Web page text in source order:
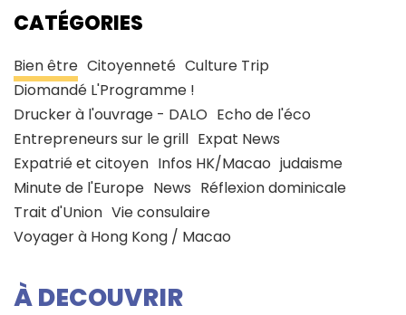
CATÉGORIES
Bien être Citoyenneté Culture Trip
Diomandé L'Programme !
Drucker à l'ouvrage - DALO Echo de l'éco
Entrepreneurs sur le grill Expat News
Expatrié et citoyen Infos HK/Macao judaisme
Minute de l'Europe News Réflexion dominicale
Trait d'Union Vie consulaire
Voyager à Hong Kong / Macao
À DECOUVRIR